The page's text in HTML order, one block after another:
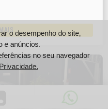
o desempenho do site,
e anúncios.
no seu navegador